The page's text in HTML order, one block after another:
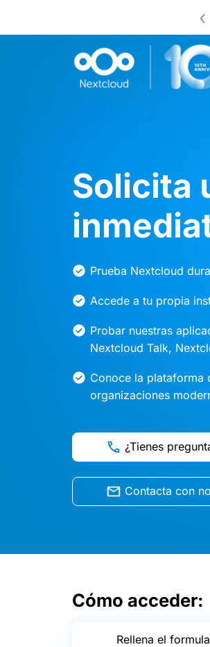
‹
Solicita
Prueba Nextcloud
Accede a tu propia
Probar nuestras
Nextcloud Talk,
Conoce la plataforma
organizaciones
¿Tienes
Contacta con
Cómo acceder:
Rellena el